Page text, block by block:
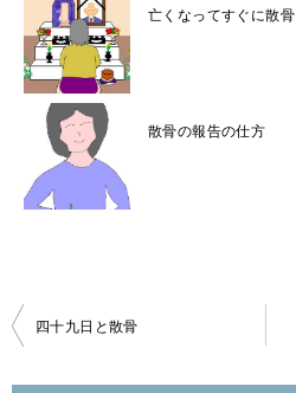
亡くなってすぐに散骨
散骨の報告の仕方
投
四十九日と散骨